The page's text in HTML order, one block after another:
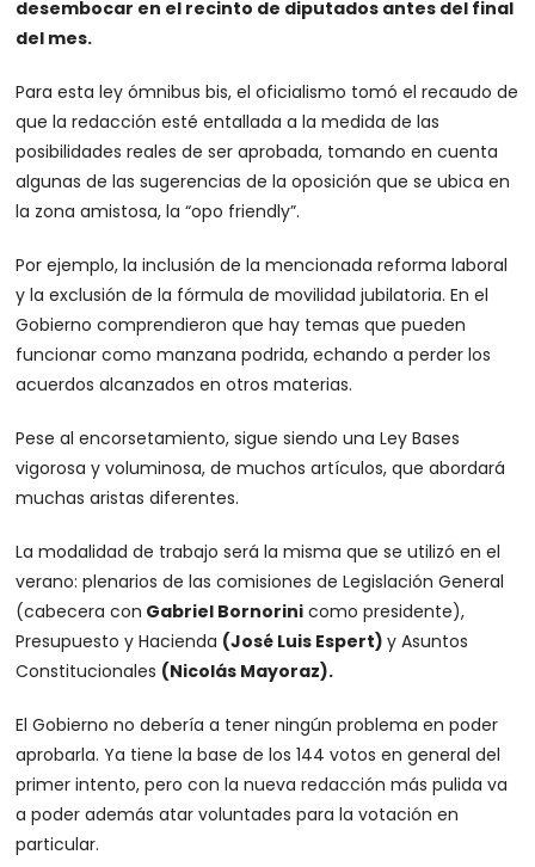
desembocar en el recinto de diputados antes del final
del mes.
Para esta ley ómnibus bis, el oficialismo tomó el recaudo de
que la redacción esté entallada a la medida de las
posibilidades reales de ser aprobada, tomando en cuenta
algunas de las sugerencias de la oposición que se ubica en
la zona amistosa, la “opo friendly”.
Por ejemplo, la inclusión de la mencionada reforma laboral
y la exclusión de la fórmula de movilidad jubilatoria. En el
Gobierno comprendieron que hay temas que pueden
funcionar como manzana podrida, echando a perder los
acuerdos alcanzados en otros materias.
Pese al encorsetamiento, sigue siendo una Ley Bases
vigorosa y voluminosa, de muchos artículos, que abordará
muchas aristas diferentes.
La modalidad de trabajo será la misma que se utilizó en el
verano: plenarios de las comisiones de Legislación General
(cabecera con Gabriel Bornorini como presidente),
Presupuesto y Hacienda (José Luis Espert)y Asuntos
Constitucionales (Nicolás Mayoraz).
El Gobierno no debería a tener ningún problema en poder
aprobarla. Ya tiene la base de los 144 votos en general del
primer intento, pero con la nueva redacción más pulida va
a poder además atar voluntades para la votación en
particular.